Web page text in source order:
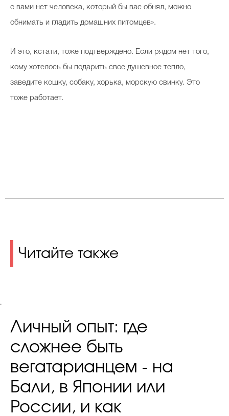
с вами нет человека, который бы вас обнял, можно
обнимать и гладить домашних питомцев».
И это, кстати, тоже подтверждено. Если рядом нет того,
кому хотелось бы подарить свое душевное тепло,
заведите кошку, собаку, хорька, морскую свинку. Это
тоже работает.
Читайте также
.
Личный опыт: где
сложнее быть
вегатарианцем - на
Бали, в Японии или
России, и как